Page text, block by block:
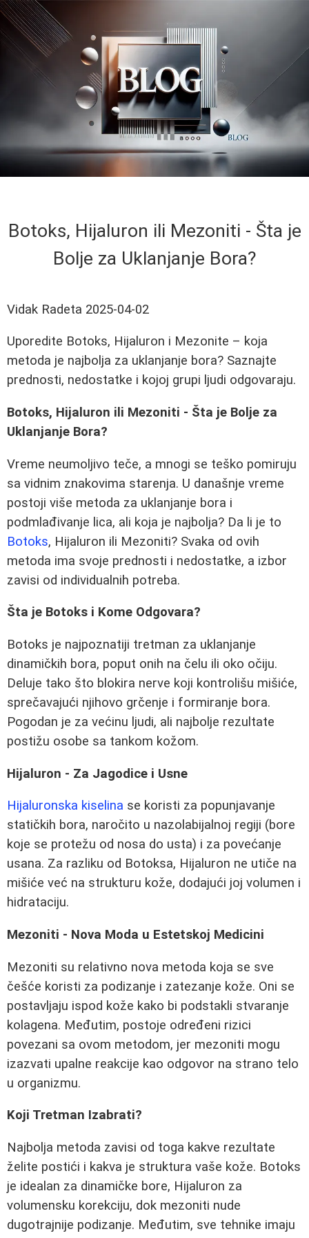
Botoks, Hijaluron ili Mezoniti - Šta je
Bolje za Uklanjanje Bora?
Vidak Radeta 2025-04-02
Uporedite Botoks, Hijaluron i Mezonite – koja
metoda je najbolja za uklanjanje bora? Saznajte
prednosti, nedostatke i kojoj grupi ljudi odgovaraju.
Botoks, Hijaluron ili Mezoniti - Šta je Bolje za
Uklanjanje Bora?
Vreme neumoljivo teče, a mnogi se teško pomiruju
sa vidnim znakovima starenja. U današnje vreme
postoji više metoda za uklanjanje bora i
podmlađivanje lica, ali koja je najbolja? Da li je to
Botoks, Hijaluron ili Mezoniti? Svaka od ovih
metoda ima svoje prednosti i nedostatke, a izbor
zavisi od individualnih potreba.
Šta je Botoks i Kome Odgovara?
Botoks je najpoznatiji tretman za uklanjanje
dinamičkih bora, poput onih na čelu ili oko očiju.
Deluje tako što blokira nerve koji kontrolišu mišiće,
sprečavajući njihovo grčenje i formiranje bora.
Pogodan je za većinu ljudi, ali najbolje rezultate
postižu osobe sa tankom kožom.
Hijaluron - Za Jagodice i Usne
Hijaluronska kiselina se koristi za popunjavanje
statičkih bora, naročito u nazolabijalnoj regiji (bore
koje se protežu od nosa do usta) i za povećanje
usana. Za razliku od Botoksa, Hijaluron ne utiče na
mišiće već na strukturu kože, dodajući joj volumen i
hidrataciju.
Mezoniti - Nova Moda u Estetskoj Medicini
Mezoniti su relativno nova metoda koja se sve
češće koristi za podizanje i zatezanje kože. Oni se
postavljaju ispod kože kako bi podstakli stvaranje
kolagena. Međutim, postoje određeni rizici
povezani sa ovom metodom, jer mezoniti mogu
izazvati upalne reakcije kao odgovor na strano telo
u organizmu.
Koji Tretman Izabrati?
Najbolja metoda zavisi od toga kakve rezultate
želite postići i kakva je struktura vaše kože. Botoks
je idealan za dinamičke bore, Hijaluron za
volumensku korekciju, dok mezoniti nude
dugotrajnije podizanje. Međutim, sve tehnike imaju